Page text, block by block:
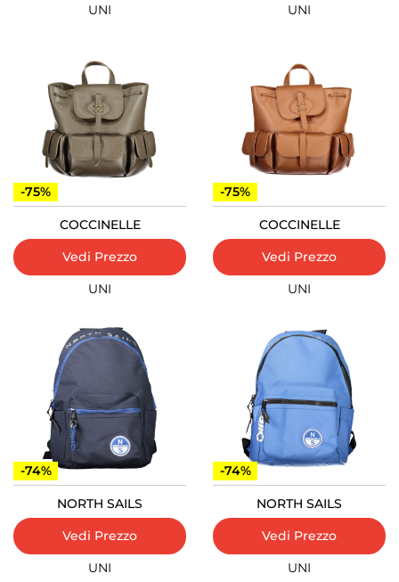
UNI
UNI
-75%
COCCINELLE
Vedi Prezzo
UNI
-75%
COCCINELLE
Vedi Prezzo
UNI
-74%
NORTH SAILS
Vedi Prezzo
UNI
-74%
NORTH SAILS
Vedi Prezzo
UNI